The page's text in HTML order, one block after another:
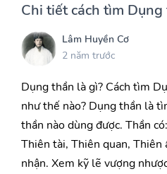
Chi tiết cách tìm
Lâm Huyền Cơ
2 năm trước
Dụng thần là gì? Cách tìm
như thế nào? Dụng thần là
thần nào dùng được. Thần
Thiên tài, Thiên quan, Thiên
nhận. Xem kỹ lẽ vượng